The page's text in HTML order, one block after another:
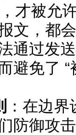
才被允
文，都
通过发
避免了
：在边
防御攻